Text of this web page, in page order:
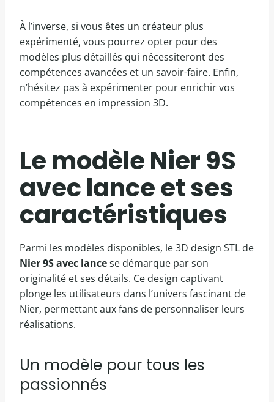
À l’inverse, si vous êtes un créateur plus
expérimenté, vous pourrez opter pour des
modèles plus détaillés qui nécessiteront des
compétences avancées et un savoir-faire. Enfin,
n’hésitez pas à expérimenter pour enrichir vos
compétences en impression 3D.
Le modèle Nier 9S
avec lance et ses
caractéristiques
Parmi les modèles disponibles, le 3D design STL de
Nier 9S avec lancese démarque par son
originalité et ses détails. Ce design captivant
plonge les utilisateurs dans l’univers fascinant de
Nier, permettant aux fans de personnaliser leurs
réalisations.
Un modèle pour tous les
passionnés